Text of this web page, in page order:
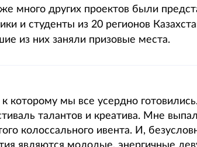
много других проектов были
и студенты из 20 регионов
из них заняли призовые места.
которому мы все усердно
талантов и креатива. Мне
колоссального ивента. И,